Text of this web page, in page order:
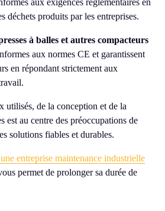
aux exigences réglementaires en
déchets produits par les entreprises.
à balles et autres compacteurs
aux normes CE et garantissent
en répondant strictement aux
utilisés, de la conception et de la
est au centre des préoccupations de
solutions fiables et durables.
entreprise maintenance industrielle
permet de prolonger sa durée de